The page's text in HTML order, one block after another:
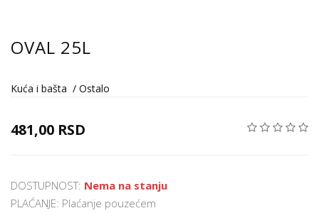
OVAL 25L
Kuća i bašta / Ostalo
481,00 RSD
DOSTUPNOST: Nema na stanju
PLAĆANJE: Plaćanje pouzećem